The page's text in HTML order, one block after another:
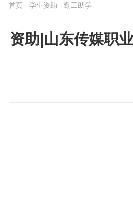
首页 - 学生资助 - 勤工助学
资助|山东传媒职